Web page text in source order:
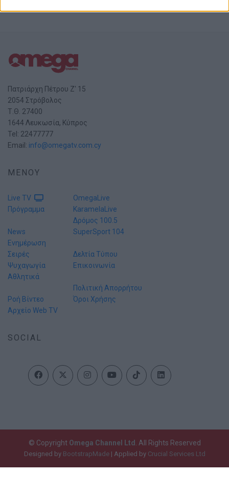
Πατριάρχη Πέτρου Ζ' 15
2054 Στρόβολος
Τ.Θ. 27400
1644 Λευκωσία, Κύπρος
Tel: 22477777
Email: info@omegatv.com.cy
ΜΕΝΟΥ
Live TV
Πρόγραμμα
News
Ενημέρωση
Σειρές
Ψυχαγωγία
Αθλητικά
Ροή Βίντεο
Αρχείο Web TV
OmegaLive
KaramelaLive
Δρόμος 100.5
SuperSport 104
Δελτία Τύπου
Επικοινωνία
Πολιτική Απορρήτου
Όροι Χρήσης
SOCIAL
© Copyright Omega Channel Ltd . All Rights Reserved
Designed by BootstrapMade| Applied by Crucial Services Ltd